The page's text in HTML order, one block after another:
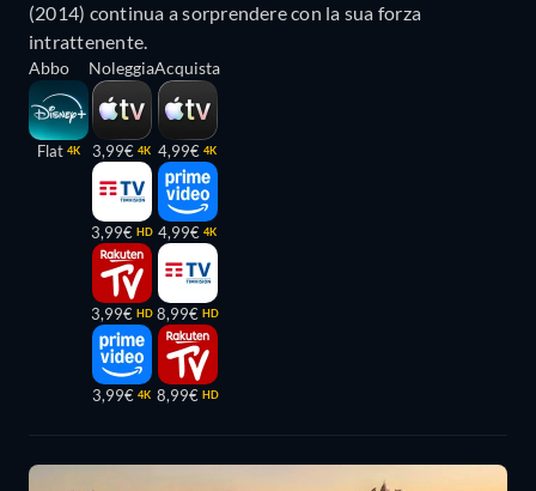
(2014) continua a sorprendere con la sua forza
intrattenente.
Abbo
Flat 4K
Noleggia
3,99€ 4K
3,99€ HD
3,99€ HD
3,99€ 4K
Acquista
4,99€ 4K
4,99€ 4K
8,99€ HD
8,99€ HD